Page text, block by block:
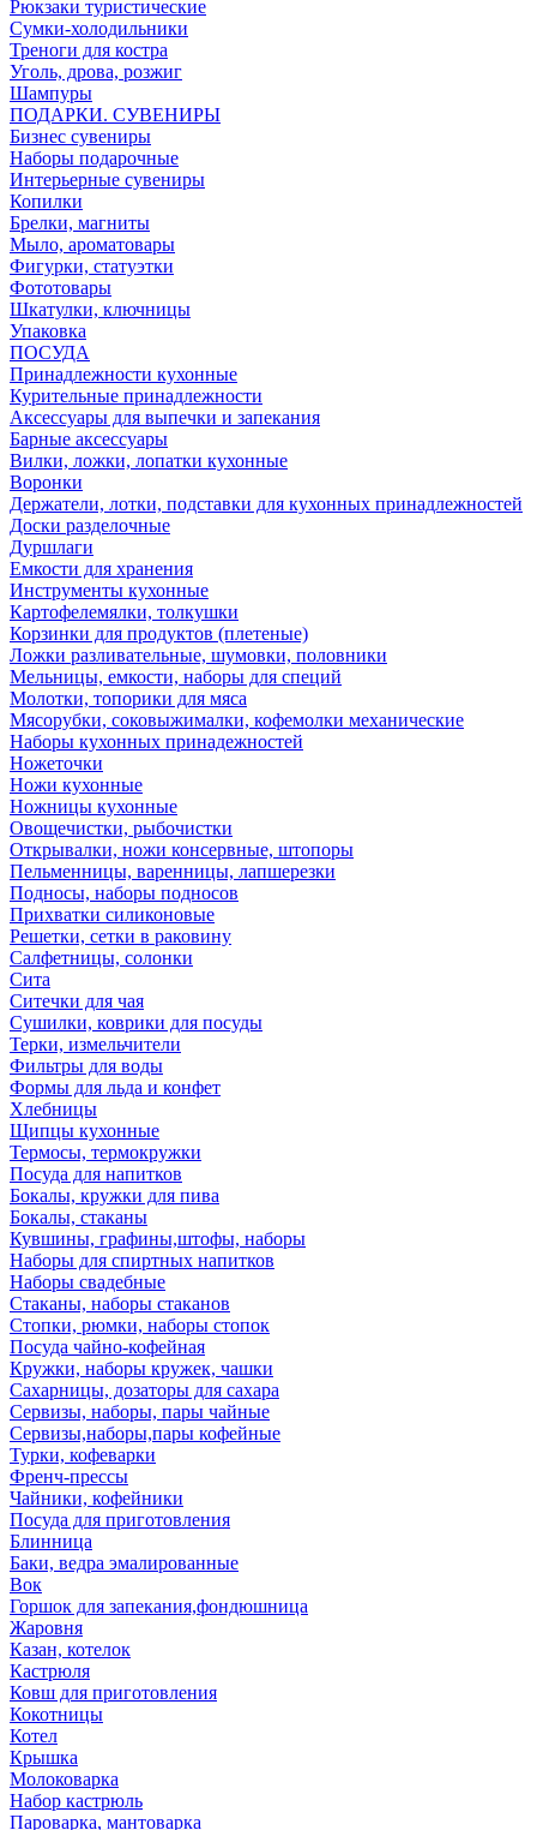
Рюкзаки туристические
Сумки-холодильники
Треноги для костра
Уголь, дрова, розжиг
Шампуры
ПОДАРКИ. СУВЕНИРЫ
Бизнес сувениры
Наборы подарочные
Интерьерные сувениры
Копилки
Брелки, магниты
Мыло, ароматовары
Фигурки, статуэтки
Фототовары
Шкатулки, ключницы
Упаковка
ПОСУДА
Принадлежности кухонные
Курительные принадлежности
Аксессуары для выпечки и запекания
Барные аксессуары
Вилки, ложки, лопатки кухонные
Воронки
Держатели, лотки, подставки для кухонных принадлежностей
Доски разделочные
Дуршлаги
Емкости для хранения
Инструменты кухонные
Картофелемялки, толкушки
Корзинки для продуктов (плетеные)
Ложки разливательные, шумовки, половники
Мельницы, емкости, наборы для специй
Молотки, топорики для мяса
Мясорубки, соковыжималки, кофемолки механические
Наборы кухонных принадежностей
Ножеточки
Ножи кухонные
Ножницы кухонные
Овощечистки, рыбочистки
Открывалки, ножи консервные, штопоры
Пельменницы, варенницы, лапшерезки
Подносы, наборы подносов
Прихватки силиконовые
Решетки, сетки в раковину
Салфетницы, солонки
Сита
Ситечки для чая
Сушилки, коврики для посуды
Терки, измельчители
Фильтры для воды
Формы для льда и конфет
Хлебницы
Щипцы кухонные
Термосы, термокружки
Посуда для напитков
Бокалы, кружки для пива
Бокалы, стаканы
Кувшины, графины,штофы, наборы
Наборы для спиртных напитков
Наборы свадебные
Стаканы, наборы стаканов
Стопки, рюмки, наборы стопок
Посуда чайно-кофейная
Кружки, наборы кружек, чашки
Сахарницы, дозаторы для сахара
Сервизы, наборы, пары чайные
Сервизы,наборы,пары кофейные
Турки, кофеварки
Френч-прессы
Чайники, кофейники
Посуда для приготовления
Блинница
Баки, ведра эмалированные
Вок
Горшок для запекания,фондюшница
Жаровня
Казан, котелок
Кастрюля
Ковш для приготовления
Кокотницы
Котел
Крышка
Молоковарка
Набор кастрюль
Пароварка, мантоварка